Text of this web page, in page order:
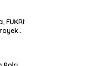
FUKRI: